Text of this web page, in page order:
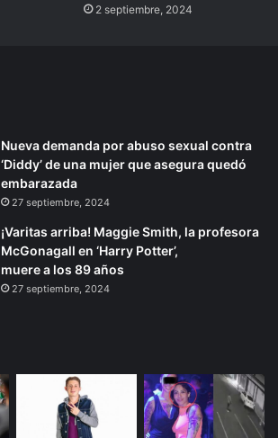
2 septiembre, 2024
Nueva demanda por abuso sexual contra
‘Diddy’ de una mujer que asegura quedó
embarazada
27 septiembre, 2024
¡Varitas arriba! Maggie Smith, la profesora
McGonagall en ‘Harry Potter’,
muere a los 89 años
27 septiembre, 2024